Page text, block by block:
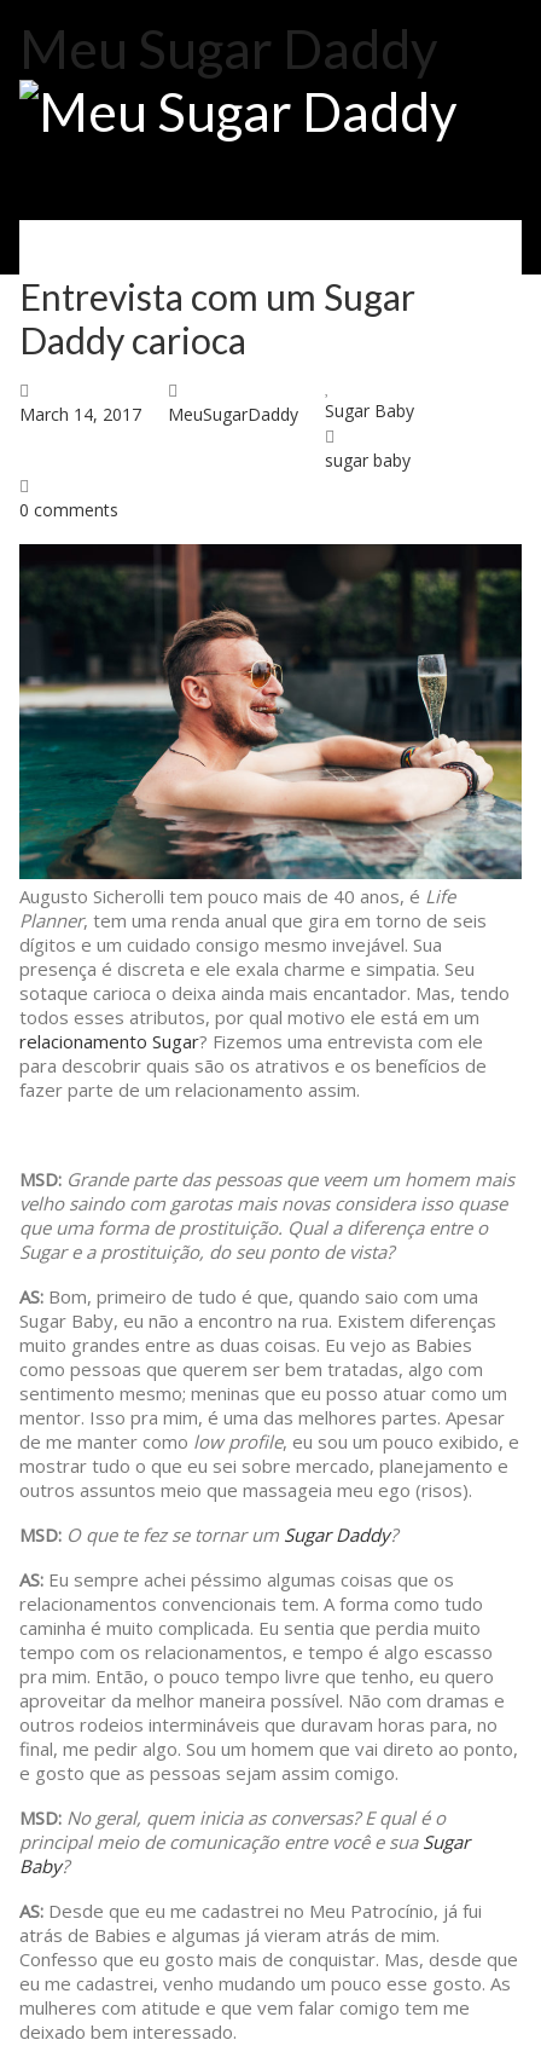
Meu Sugar Daddy
Cadastre-se
Acessar
Como Funciona
Sobre Nós
Entrevista com um Sugar
Daddy carioca
March 14, 2017 MeuSugarDaddy Sugar Baby
sugar baby
0 comments
Augusto Sicherolli tem pouco mais de 40 anos, é Life
Planner, tem uma renda anual que gira em torno de seis
dígitos e um cuidado consigo mesmo invejável. Sua
presença é discreta e ele exala charme e simpatia. Seu
sotaque carioca o deixa ainda mais encantador. Mas, tendo
todos esses atributos, por qual motivo ele está em um
relacionamento Sugar? Fizemos uma entrevista com ele
para descobrir quais são os atrativos e os benefícios de
fazer parte de um relacionamento assim.
MSD: Grande parte das pessoas que veem um homem mais
velho saindo com garotas mais novas considera isso quase
que uma forma de prostituição. Qual a diferença entre o
Sugar e a prostituição, do seu ponto de vista?
AS: Bom, primeiro de tudo é que, quando saio com uma
Sugar Baby, eu não a encontro na rua. Existem diferenças
muito grandes entre as duas coisas. Eu vejo as Babies
como pessoas que querem ser bem tratadas, algo com
sentimento mesmo; meninas que eu posso atuar como um
mentor. Isso pra mim, é uma das melhores partes. Apesar
de me manter como low profile, eu sou um pouco exibido, e
mostrar tudo o que eu sei sobre mercado, planejamento e
outros assuntos meio que massageia meu ego (risos).
MSD: O que te fez se tornar um Sugar Daddy?
AS: Eu sempre achei péssimo algumas coisas que os
relacionamentos convencionais tem. A forma como tudo
caminha é muito complicada. Eu sentia que perdia muito
tempo com os relacionamentos, e tempo é algo escasso
pra mim. Então, o pouco tempo livre que tenho, eu quero
aproveitar da melhor maneira possível. Não com dramas e
outros rodeios intermináveis que duravam horas para, no
final, me pedir algo. Sou um homem que vai direto ao ponto,
e gosto que as pessoas sejam assim comigo.
MSD: No geral, quem inicia as conversas? E qual é o
principal meio de comunicação entre você e sua Sugar
Baby?
AS: Desde que eu me cadastrei no Meu Patrocínio, já fui
atrás de Babies e algumas já vieram atrás de mim.
Confesso que eu gosto mais de conquistar. Mas, desde que
eu me cadastrei, venho mudando um pouco esse gosto. As
mulheres com atitude e que vem falar comigo tem me
deixado bem interessado.